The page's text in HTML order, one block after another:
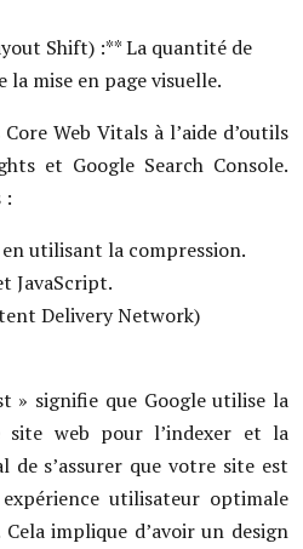
Shift) :** La quantité de
la mise en page visuelle.
Web Vitals à l’aide d’outils
et Google Search Console.
:
utilisant la compression.
JavaScript.
Delivery Network)
» signifie que Google utilise la
site web pour l’indexer et la
de s’assurer que votre site est
utilisateur optimale
implique d’avoir un design